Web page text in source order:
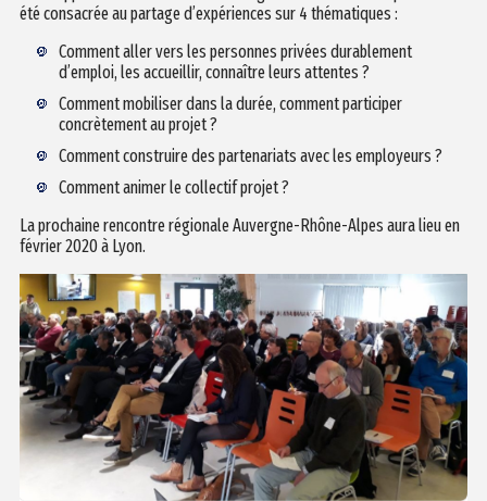
été consacrée au partage d’expériences sur 4 thématiques :
Comment aller vers les personnes privées durablement
d’emploi, les accueillir, connaître leurs attentes ?
Comment mobiliser dans la durée, comment participer
concrètement au projet ?
Comment construire des partenariats avec les employeurs ?
Comment animer le collectif projet ?
La prochaine rencontre régionale Auvergne-Rhône-Alpes aura lieu en
février 2020 à Lyon.